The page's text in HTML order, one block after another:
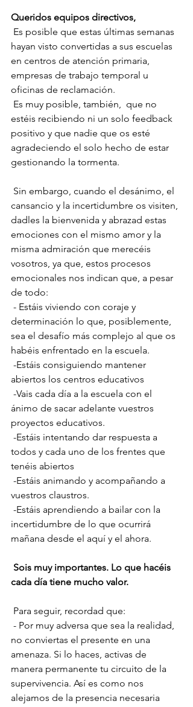
Queridos equipos directivos,
hayan visto convertidas a sus escuelas
en centros de atención primaria,
empresas de trabajo temporal u
oficinas de reclamación.
estéis recibiendo ni un solo feedback
positivo y que nadie que os esté
agradeciendo el solo hecho de estar
gestionando la tormenta.
cansancio y la incertidumbre os visiten,
dadles la bienvenida y abrazad estas
emociones con el mismo amor y la
misma admiración que merecéis
vosotros, ya que, estos procesos
emocionales nos indican que, a pesar
de todo:
determinación lo que, posiblemente,
sea el desafío más complejo al que os
habéis enfrentado en la escuela.
abiertos los centros educativos
ánimo de sacar adelante vuestros
proyectos educativos.
todos y cada uno de los frentes que
tenéis abiertos
vuestros claustros.
incertidumbre de lo que ocurrirá
mañana desde el aquí y el ahora.
Sois muy importantes. Lo que hacéis
cada día tiene mucho valor.
Para seguir, recordad que:
no conviertas el presente en una
amenaza. Si lo haces, activas de
manera permanente tu circuito de la
supervivencia. Así es como nos
alejamos de la presencia necesaria